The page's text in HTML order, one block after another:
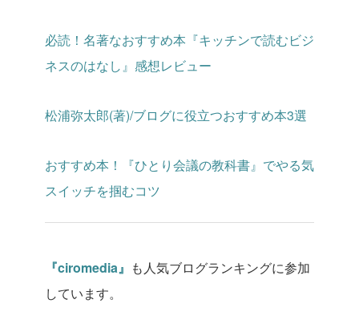
必読！名著なおすすめ本『キッチンで読むビジ
ネスのはなし』感想レビュー
松浦弥太郎(著)/ブログに役立つおすすめ本3選
おすすめ本！『ひとり会議の教科書』でやる気
スイッチを掴むコツ
『ciromedia』 も人気ブログランキングに参加
しています。